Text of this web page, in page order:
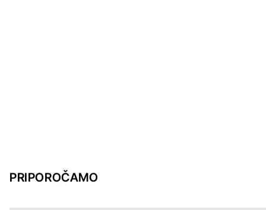
PRIPOROČAMO